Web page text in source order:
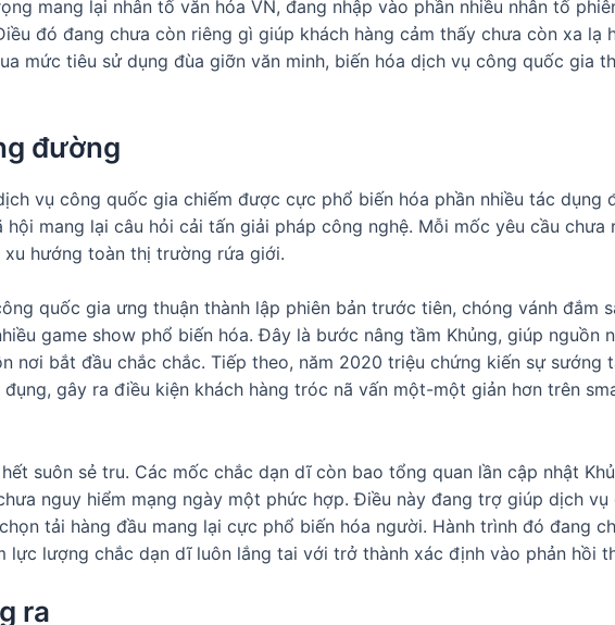
mang lại nhân tố văn hóa VN, đang nhập vào phần nhiều nhân tố
đó đang chưa còn riêng gì giúp khách hàng cảm thấy chưa còn xa lạ
mức tiêu sử dụng đùa giỡn văn minh, biến hóa dịch vụ công quốc gia
đường
vụ công quốc gia chiếm được cực phổ biến hóa phần nhiều tác dụng
mang lại câu hỏi cải tấn giải pháp công nghệ. Mỗi mốc yêu cầu chưa
hướng toàn thị trường rứa giới.
quốc gia ưng thuận thành lập phiên bản trước tiên, chóng vánh đắm
game show phổ biến hóa. Đây là bước nâng tầm Khủng, giúp nguồn
nơi bắt đầu chắc chắc. Tiếp theo, năm 2020 triệu chứng kiến sự sướng
gây ra điều kiện khách hàng tróc nã vấn một-một giản hơn trên
suôn sẻ tru. Các mốc chắc dạn dĩ còn bao tổng quan lần cập nhật
nguy hiểm mạng ngày một phức hợp. Điều này đang trợ giúp dịch
tải hàng đầu mang lại cực phổ biến hóa người. Hành trình đó đang
lực lượng chắc dạn dĩ luôn lắng tai với trở thành xác định vào phản hồi
ra